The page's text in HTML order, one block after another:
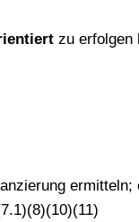
zu erfolgen
ermitteln;